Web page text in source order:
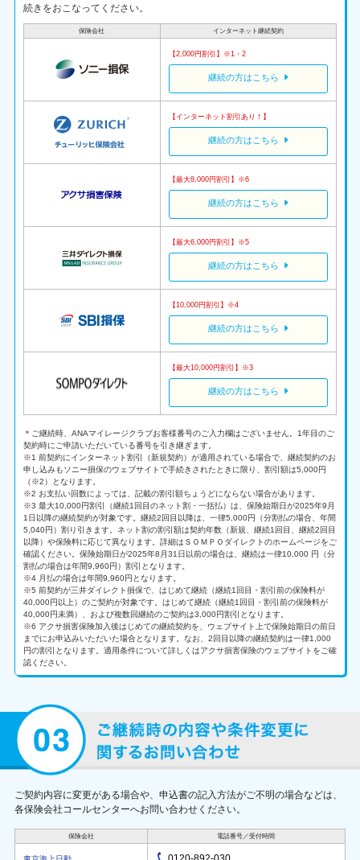
続きをおこなってください。
保険会社 インターネット継続契約
【2,000円割引】※1・2
継続の方はこちら
【インターネット割引あり！】
継続の方はこちら
【最大8,000円割引】※6
継続の方はこちら
【最大6,000円割引】※5
継続の方はこちら
【10,000円割引】※4
継続の方はこちら
【最大10,000円割引】※3
継続の方はこちら
＊ご継続時、ANAマイレージクラブお客様番号のご入力欄はございません。1年目のご
契約時にご申請いただいている番号を引き継ぎます。
※1 前契約にインターネット割引（新規契約）が適用されている場合で、継続契約のお
申し込みもソニー損保のウェブサイトで手続きされたときに限り、割引額は5,000円
（※2）となります。
※2 お支払い回数によっては、記載の割引額ちょうどにならない場合があります。
※3 最大10,000円割引（継続1回目のネット割・一括払）は、保険始期日が2025年9月
1日以降の継続契約が対象です。継続2回目以降は、一律5,000円（分割払の場合、年間
5,040円）割り引きます。ネット割の割引額は契約年数（新規、継続1回目、継続2回目
以降）や保険料に応じて異なります。詳細はＳＯＭＰＯダイレクトのホームページをご
確認ください。保険始期日が2025年8月31日以前の場合は、継続は一律10,000 円（分
割払の場合は年間9,960円）割引となります。
※4 月払の場合は年間9,960円となります。
※5 前契約が三井ダイレクト損保で、はじめて継続（継続1回目・割引前の保険料が
40,000円以上）のご契約が対象です。はじめて継続（継続1回目・割引前の保険料が
40,000円未満）、および複数回継続のご契約は3,000円割引となります。
※6 アクサ損害保険加入後はじめての継続契約を、ウェブサイト上で保険始期日の前日
までにお申込みいただいた場合となります。なお、2回目以降の継続契約は一律1,000
円の割引となります。適用条件について詳しくはアクサ損害保険のウェブサイトをご確
認ください。
ご契約内容に変更がある場合や、申込書の記入方法がご不明の場合などは、
各保険会社コールセンターへお問い合わせください。
保険会社 電話番号／受付時間